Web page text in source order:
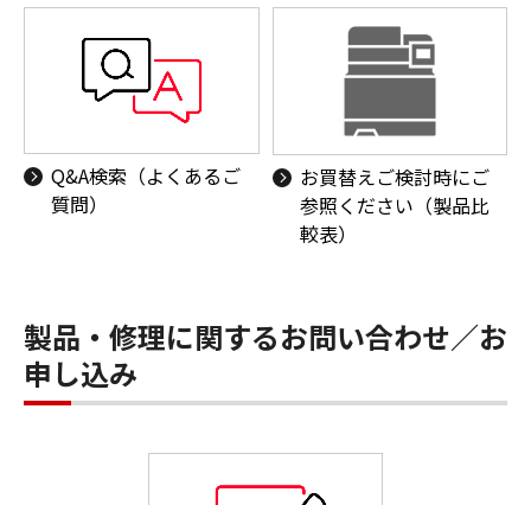
Q&A検索（よくあるご
質問）
お買替えご検討時にご
参照ください（製品比
較表）
製品・修理に関するお問い合わせ／お
申し込み